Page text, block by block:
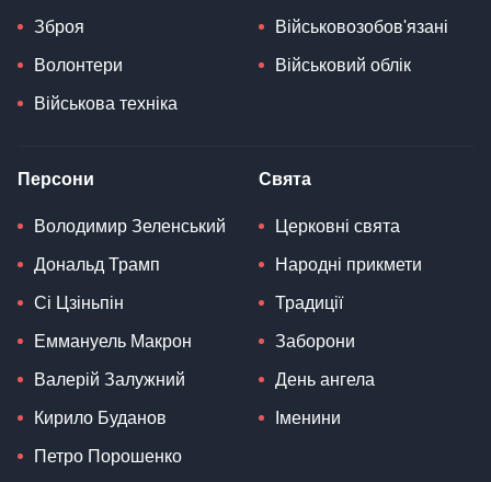
Зброя
Волонтери
Військова техніка
Військовозобов'язані
Військовий облік
Персони
Володимир Зеленський
Дональд Трамп
Сі Цзіньпін
Еммануель Макрон
Валерій Залужний
Кирило Буданов
Петро Порошенко
Свята
Церковні свята
Народні прикмети
Традиції
Заборони
День ангела
Іменини